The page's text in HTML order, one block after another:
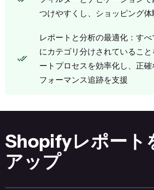
つけやすくし、ショッピング
レポートと分析の最適化：す
にカテゴリ分けされているこ
ートプロセスを効率化し、正
フォーマンス追跡を支援
Shopifyレポート
アップ